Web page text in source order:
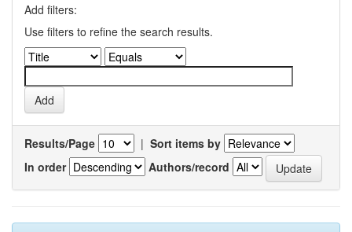
Add filters:
Use filters to refine the search results.
Results/Page | Sort items by
In order
Authors/record